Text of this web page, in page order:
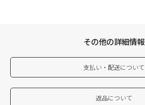
その他の詳細情報
支払い・配送について
返品について